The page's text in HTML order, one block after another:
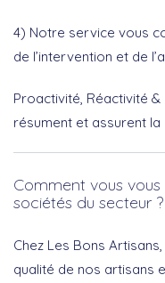
4) Notre service vous
de l’intervention et de
Proactivité, Réactivité
résument et assurent
Comment vous
sociétés du secteur ?
Chez Les Bons
qualité de nos artisans